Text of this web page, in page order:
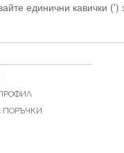
единични кавички (')
ПОРЪЧКИ